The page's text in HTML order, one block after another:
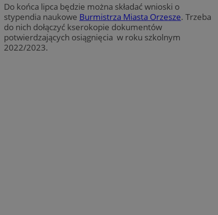
Do końca lipca będzie można składać wnioski o
stypendia naukowe Burmistrza Miasta Orzesze. Trzeba
do nich dołączyć kserokopie dokumentów
potwierdzających osiągnięcia w roku szkolnym
2022/2023.